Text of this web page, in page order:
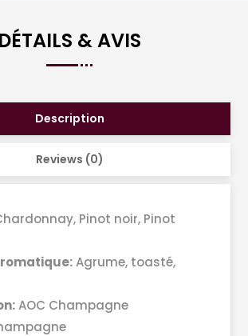
DÉTAILS & AVIS
Description
Reviews (0)
Pinot noir, Pinot
Agrume, toasté,
AOC Champagne